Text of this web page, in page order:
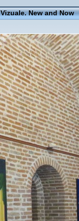
New and Now